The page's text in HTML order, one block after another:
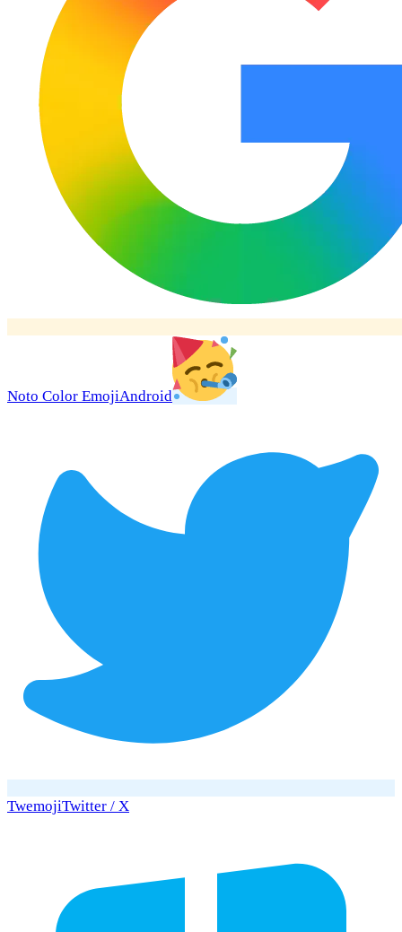
Noto Color EmojiAndroid
TwemojiTwitter / X